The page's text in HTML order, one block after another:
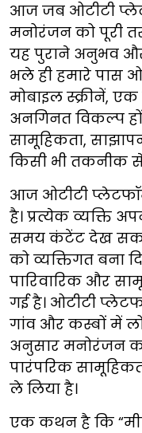
आज जब ओटीटी
मनोरंजन को पूरी
यह पुराने अनुभव
भले ही हमारे पास
मोबाइल स्क्रीनें, एक
अनगिनत विकल्प
सामूहिकता,
किसी भी तकनीक से
आज ओटीटी
है। प्रत्येक व्यक्ति
समय कंटेंट देख
को व्यक्तिगत बना
पारिवारिक और
गई है। ओटीटी
गांव और कस्बों में
अनुसार मनोरंजन
पारंपरिक
ले लिया है।
एक कथन है कि